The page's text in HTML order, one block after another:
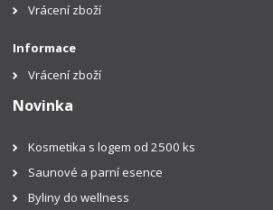
Vrácení zboží
Informace
Vrácení zboží
Novinka
Kosmetika s logem od 2500 ks
Saunové a parní esence
Byliny do wellness